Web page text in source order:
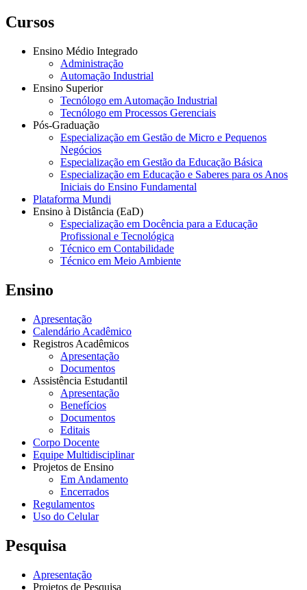
Cursos
Ensino Médio Integrado
Administração
Automação Industrial
Ensino Superior
Tecnólogo em Automação Industrial
Tecnólogo em Processos Gerenciais
Pós-Graduação
Especialização em Gestão de Micro e Pequenos
Negócios
Especialização em Gestão da Educação Básica
Especialização em Educação e Saberes para os Anos
Iniciais do Ensino Fundamental
Plataforma Mundi
Ensino à Distância (EaD)
Especialização em Docência para a Educação
Profissional e Tecnológica
Técnico em Contabilidade
Técnico em Meio Ambiente
Ensino
Apresentação
Calendário Acadêmico
Registros Acadêmicos
Apresentação
Documentos
Assistência Estudantil
Apresentação
Benefícios
Documentos
Editais
Corpo Docente
Equipe Multidisciplinar
Projetos de Ensino
Em Andamento
Encerrados
Regulamentos
Uso do Celular
Pesquisa
Apresentação
Projetos de Pesquisa